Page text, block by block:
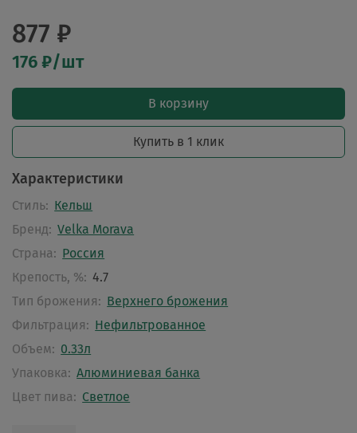
877 ₽
176 ₽/шт
В корзину
Купить в 1 клик
Характеристики
Стиль: Кельш
Бренд: Velka Morava
Страна: Россия
Крепость, %: 4.7
Тип брожения: Верхнего брожения
Фильтрация: Нефильтрованное
Объем: 0.33л
Упаковка: Алюминиевая банка
Цвет пива: Светлое